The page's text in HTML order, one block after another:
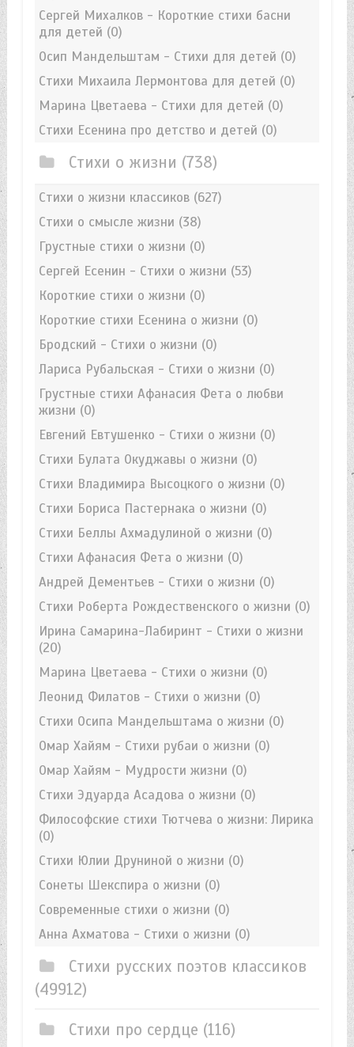
Сергей Михалков - Короткие стихи басни
для детей (0)
Осип Мандельштам - Стихи для детей (0)
Стихи Михаила Лермонтова для детей (0)
Марина Цветаева - Стихи для детей (0)
Стихи Есенина про детство и детей (0)
Стихи о жизни (738)
Стихи о жизни классиков(627)
Стихи о смысле жизни (38)
Грустные стихи о жизни (0)
Сергей Есенин - Стихи о жизни (53)
Короткие стихи о жизни (0)
Короткие стихи Есенина о жизни (0)
Бродский - Стихи о жизни (0)
Лариса Рубальская - Стихи о жизни (0)
Грустные стихи Афанасия Фета о любви
жизни (0)
Евгений Евтушенко - Стихи о жизни (0)
Стихи Булата Окуджавы о жизни (0)
Стихи Владимира Высоцкого о жизни (0)
Стихи Бориса Пастернака о жизни (0)
Стихи Беллы Ахмадулиной о жизни (0)
Стихи Афанасия Фета о жизни (0)
Андрей Дементьев - Стихи о жизни (0)
Стихи Роберта Рождественского о жизни (0)
Ирина Самарина-Лабиринт - Стихи о жизни
(20)
Марина Цветаева - Стихи о жизни (0)
Леонид Филатов - Стихи о жизни (0)
Стихи Осипа Мандельштама о жизни (0)
Омар Хайям - Стихи рубаи о жизни (0)
Омар Хайям - Мудрости жизни (0)
Стихи Эдуарда Асадова о жизни (0)
Философские стихи Тютчева о жизни: Лирика
(0)
Стихи Юлии Друниной о жизни (0)
Сонеты Шекспира о жизни (0)
Современные стихи о жизни (0)
Анна Ахматова - Стихи о жизни (0)
Стихи русских поэтов классиков
(49912)
Стихи про сердце (116)